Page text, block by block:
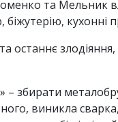
та Мельник
кухонні
виникла